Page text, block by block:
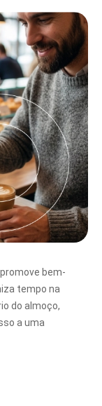
bem-
tempo na
do almoço,
a uma